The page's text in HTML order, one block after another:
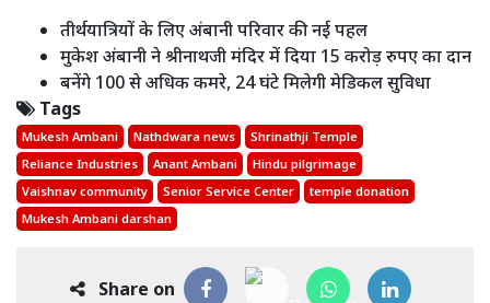
तीर्थयात्रियों के लिए अंबानी परिवार की नई पहल
मुकेश अंबानी ने श्रीनाथजी मंदिर में दिया 15 करोड़ रुपए का दान
बनेंगे 100 से अधिक कमरे, 24 घंटे मिलेगी मेडिकल सुविधा
Tags
Mukesh Ambani Nathdwara news
Shrinathji Temple
Reliance Industries
Anant Ambani
Hindu pilgrimage
Vaishnav community
Senior Service Center
temple donation
Mukesh Ambani darshan
Share on